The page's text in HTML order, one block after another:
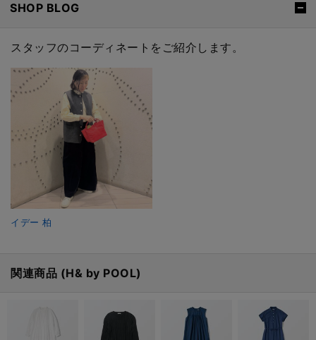
SHOP BLOG
スタッフのコーディネートをご紹介します。
イデー 柏
関連商品 (H& by POOL)